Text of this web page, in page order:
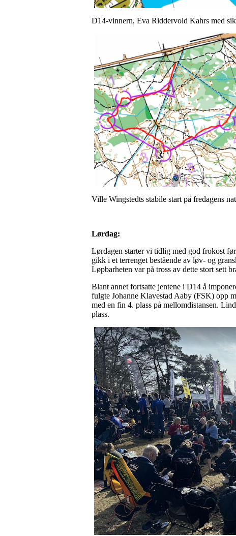
D14-vinnern, Eva Riddervold Kahrs med
Ville Wingstedts stabile start på fredagens
Lørdag:
Lørdagen starter vi tidlig med god frokost
gikk i et terrenget bestående av løv- og
Løpbarheten var på tross av dette stort sett
Blant annet fortsatte jentene i D14 å
fulgte Johanne Klavestad Aaby (FSK) opp
med en fin 4. plass på mellomdistansen.
plass.